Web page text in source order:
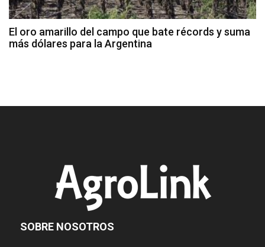
El oro amarillo del campo que bate récords y suma
más dólares para la Argentina
SOBRE NOSOTROS